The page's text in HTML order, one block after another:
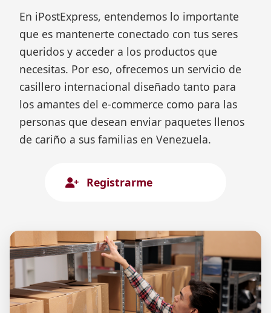
En iPostExpress, entendemos lo importante
que es mantenerte conectado con tus seres
queridos y acceder a los productos que
necesitas. Por eso, ofrecemos un servicio de
casillero internacional diseñado tanto para
los amantes del e-commerce como para las
personas que desean enviar paquetes llenos
de cariño a sus familias en Venezuela.
Registrarme